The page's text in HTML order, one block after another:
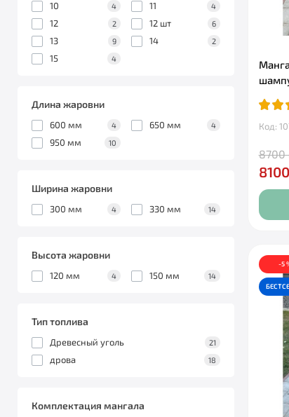
10 4 11 4
12 2 12 шт 6
13 9 14 2
15 4
Длина жаровни
600 мм 4 650 мм 4
950 мм 10
Ширина жаровни
300 мм 4 330 мм 14
Высота жаровни
120 мм 4 150 мм 14
Тип топлива
Древесный уголь 21
дрова 18
Комплектация мангала
Код:
8700
-5